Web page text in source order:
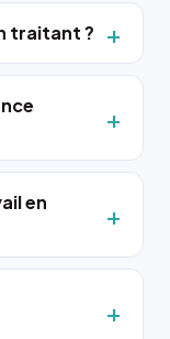
traitant ?
en